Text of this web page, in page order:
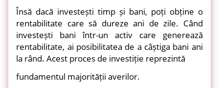
Însă dacă investești timp și bani, poți obține o
rentabilitate care să dureze ani de zile. Când
investești bani într-un activ care generează
rentabilitate, ai posibilitatea de a câștiga bani ani
la rând. Acest proces de investiție reprezintă
fundamentul majorității averilor.